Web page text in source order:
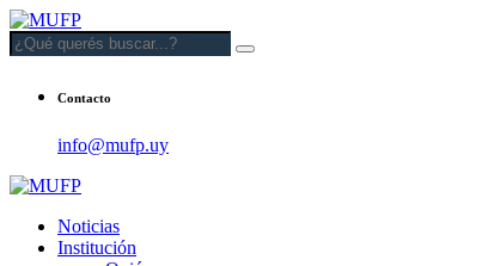
Contacto
info@mufp.uy
Noticias
Institución